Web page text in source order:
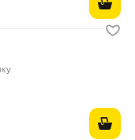
2331 ₽ вместо